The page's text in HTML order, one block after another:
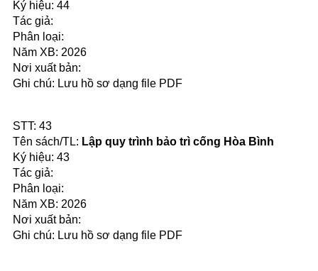
44
2026
Lưu hồ sơ dạng file PDF
43
Lập quy trình bảo trì cống Hòa Bình
43
2026
Lưu hồ sơ dạng file PDF